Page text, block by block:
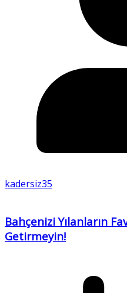
kadersiz35
Bahçenizi Yılanların
Getirmeyin!